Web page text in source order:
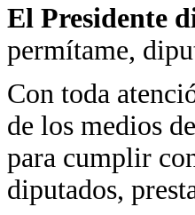
El Presidente
permítame,
Con toda
de los medios
para cumplir
diputados,